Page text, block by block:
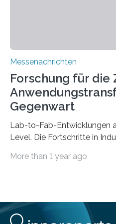
Messenachrichten
Forschung für die
Gegenwart
Lab-to-Fab-Entwicklungen
Level. Die Fortschritte in
Mikrochips, sowohl aus
dabei als starker Partner der
Serviceangebot umfasst
More than 1 year ago